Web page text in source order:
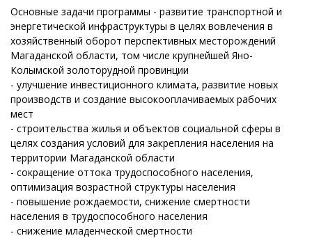
Основные задачи программы - развитие транспортной и
энергетической инфраструктуры в целях вовлечения в
хозяйственный оборот перспективных месторождений
Магаданской области, том числе крупнейшей Яно-
Колымской золоторудной провинции
- улучшение инвестиционного климата, развитие новых
производств и создание высокооплачиваемых рабочих
мест
- строительства жилья и объектов социальной сферы в
целях создания условий для закрепления населения на
территории Магаданской области
- сокращение оттока трудоспособного населения,
оптимизация возрастной структуры населения
- повышение рождаемости, снижение смертности
населения в трудоспособного населения
- снижение младенческой смертности